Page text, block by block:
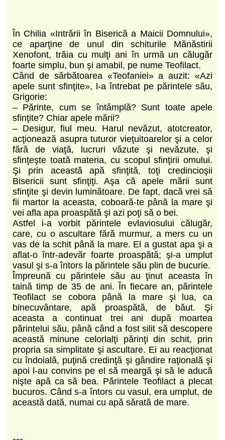
În Chilia «Intrării în Biserică a Maicii Domnului»,
ce aparţine de unul din schiturile Mănăstirii
Xenofont, trăia cu mulţi ani în urmă un călugăr
foarte simplu, bun şi amabil, pe nume Teofilact.
Când de sărbătoarea «Teofaniei» a auzit: «Azi
apele sunt sfinţite», l-a întrebat pe părintele său,
Grigorie:
– Părinte, cum se întâmplă? Sunt toate apele
sfinţite? Chiar apele mării?
– Desigur, fiul meu. Harul nevăzut, atotcreator,
acţionează asupra tuturor vieţuitoarelor şi a celor
fără de viaţă, lucruri văzute şi nevăzute, şi
sfinţeşte toată materia, cu scopul sfinţirii omului.
Şi prin această apă sfinţită, toţi credincioşii
Bisericii sunt sfinţiţi. Aşa că apele mării sunt
sfinţite şi devin luminătoare. De fapt, dacă vrei să
fii martor la aceasta, coboară-te până la mare şi
vei afla apa proaspătă şi azi poţi să o bei.
Astfel i-a vorbit părintele evlaviosului călugăr,
care, cu o ascultare fără murmur, a mers cu un
vas de la schit până la mare. El a gustat apa şi a
aflat-o într-adevăr foarte proaspătă; şi-a umplut
vasul şi s-a întors la părintele său plin de bucurie.
Împreună cu părintele său au ţinut aceasta în
taină timp de 35 de ani. În fiecare an, părintele
Teofilact se cobora până la mare şi lua, ca
binecuvântare, apă proaspătă, de băut. Şi
aceasta a continuat trei ani după moartea
părintelui său, până când a fost silit să descopere
această minune celorlalţi părinţi din schit, prin
propria sa simplitate şi ascultare. Ei au reacţionat
cu îndoială, puţină credinţă şi gândire raţională şi
apoi l-au convins pe el să meargă şi să le aducă
nişte apă ca să bea. Părintele Teofilact a plecat
bucuros. Când s-a întors cu vasul, era umplut, de
această dată, numai cu apă sărată de mare.